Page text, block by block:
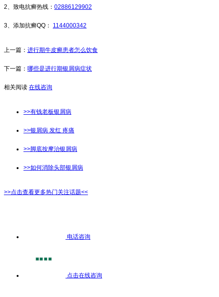
2、致电抗癣热线： 02886129902
3、添加抗癣QQ： 1144000342
上一篇： 进行期牛皮癣患者怎么饮食
下一篇： 哪些是进行期银屑病症状
相关阅读 在线咨询
>>有钱老板银屑病
>>银屑病 发红 疼痛
>>脚底按摩治银屑病
>>如何消除头部银屑病
>>点击查看更多热门关注话题<<
电话咨询
点击在线咨询